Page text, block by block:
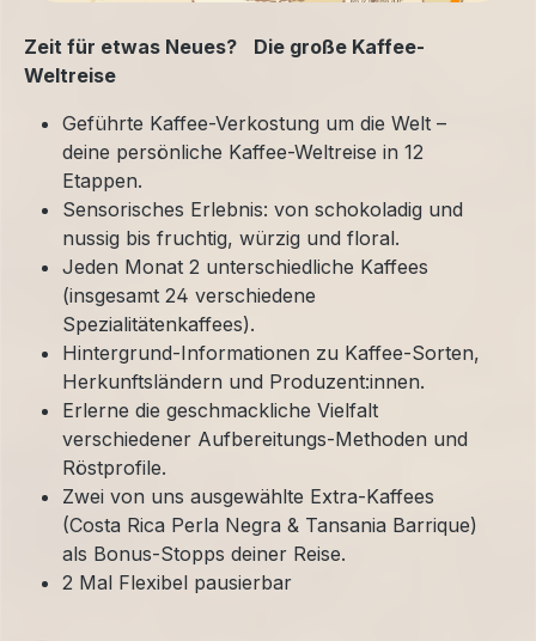
Zeit für etwas Neues? Die große Kaffee-
Weltreise
Geführte Kaffee-Verkostung um die Welt –
deine persönliche Kaffee-Weltreise in 12
Etappen.
Sensorisches Erlebnis: von schokoladig und
nussig bis fruchtig, würzig und floral.
Jeden Monat 2 unterschiedliche Kaffees
(insgesamt 24 verschiedene
Spezialitätenkaffees).
Hintergrund-Informationen zu Kaffee-Sorten,
Herkunftsländern und Produzent:innen.
Erlerne die geschmackliche Vielfalt
verschiedener Aufbereitungs-Methoden und
Röstprofile.
Zwei von uns ausgewählte Extra-Kaffees
(Costa Rica Perla Negra & Tansania Barrique)
als Bonus-Stopps deiner Reise.
2 Mal Flexibel pausierbar